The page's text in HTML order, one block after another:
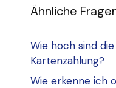
Ähnliche
Wie hoch sind
Kartenzahlung?
Wie erkenne ich